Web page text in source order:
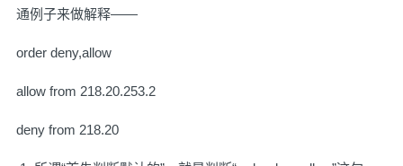
通例子来做解释——
order deny,allow
allow from 218.20.253.2
deny from 218.20